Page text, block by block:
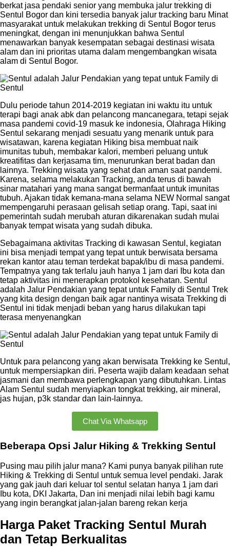
berkat jasa pendaki senior yang membuka jalur trekking di
Sentul Bogor dan kini tersedia banyak jalur tracking baru Minat
masyarakat untuk melakukan trekking di Sentul Bogor terus
meningkat, dengan ini menunjukkan bahwa Sentul
menawarkan banyak kesempatan sebagai destinasi wisata
alam dan ini prioritas utama dalam mengembangkan wisata
alam di Sentul Bogor.
Dulu periode tahun 2014-2019 kegiatan ini waktu itu untuk
terapi bagi anak abk dan pelancong mancanegara, tetapi sejak
masa pandemi covid-19 masuk ke indonesia, Olahraga Hiking
Sentul sekarang menjadi sesuatu yang menarik untuk para
wisatawan, karena kegiatan Hiking bisa membuat naik
imunitas tubuh, membakar kalori, memberi peluang untuk
kreatifitas dan kerjasama tim, menurunkan berat badan dan
lainnya. Trekking wisata yang sehat dan aman saat pandemi.
Karena, selama melakukan Tracking, anda terus di bawah
sinar matahari yang mana sangat bermanfaat untuk imunitas
tubuh. Ajakan tidak kemana-mana selama NEW Normal sangat
mempengaruhi perasaan gelisah setiap orang. Tapi, saat ini
pemerintah sudah merubah aturan dikarenakan sudah mulai
banyak tempat wisata yang sudah dibuka.
Sebagaimana aktivitas Tracking di kawasan Sentul, kegiatan
ini bisa menjadi tempat yang tepat untuk berwisata bersama
rekan kantor atau teman terdekat bapak/ibu di masa pandemi.
Tempatnya yang tak terlalu jauh hanya 1 jam dari Ibu kota dan
tetap aktivitas ini menerapkan protokol kesehatan. Sentul
adalah Jalur Pendakian yang tepat untuk Family di Sentul Trek
yang kita design dengan baik agar nantinya wisata Trekking di
Sentul ini tidak menjadi beban yang harus dilakukan tapi
terasa menyenangkan
Untuk para pelancong yang akan berwisata Trekking ke Sentul,
untuk mempersiapkan diri. Peserta wajib dalam keadaan sehat
jasmani dan membawa perlengkapan yang dibutuhkan. Lintas
Alam Sentul sudah menyiapkan tongkat trekking, air mineral,
jas hujan, p3k standar dan lain-lainnya.
Chat Via Whatsapp
Beberapa Opsi Jalur Hiking & Trekking Sentul
Pusing mau pilih jalur mana? Kami punya banyak pilihan rute
Hiking & Trekking di Sentul untuk semua level pendaki. Jarak
yang gak jauh dari keluar tol sentul selatan hanya 1 jam dari
Ibu kota, DKI Jakarta, Dan ini menjadi nilai lebih bagi kamu
yang ingin berangkat jalan-jalan bareng rekan kerja
Harga Paket Tracking Sentul Murah
dan Tetap Berkualitas